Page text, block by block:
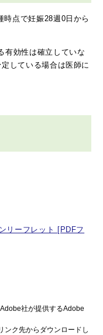
時点で妊娠28週0日から
有効性は確立していな
している場合は医師に
リーフレット [PDFフ
社が提供するAdobe
ンク先からダウンロードし